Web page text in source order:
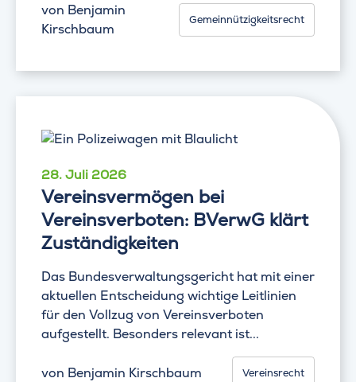
von Benjamin
Kirschbaum
Gemeinnützigkeitsrecht
28. Juli 2026
Vereinsvermögen bei
Vereinsverboten: BVerwG klärt
Zuständigkeiten
Das Bundesverwaltungsgericht hat mit einer
aktuellen Entscheidung wichtige Leitlinien
für den Vollzug von Vereinsverboten
aufgestellt. Besonders relevant ist...
von Benjamin Kirschbaum Vereinsrecht